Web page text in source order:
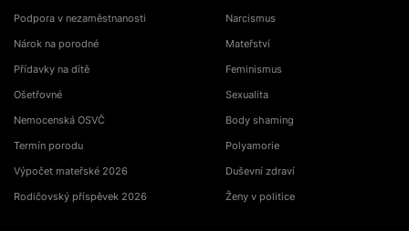
Podpora v nezaměstnanosti
Nárok na porodné
Přídavky na dítě
Ošetřovné
Nemocenská OSVČ
Termín porodu
Výpočet mateřské 2026
Rodičovský příspěvek 2026
Narcismus
Mateřství
Feminismus
Sexualita
Body shaming
Polyamorie
Duševní zdraví
Ženy v politice